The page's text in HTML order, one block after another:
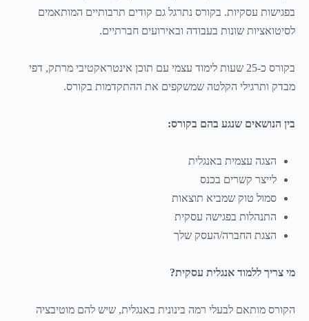
בפגישות עסקיות. בקורס נתרגל גם קודים תרבותיים המותאמים
לסיטואציות שונות בעבודה ובאירועים חברתיים.
בקורס כ-25 שעות לימוד עצמי עם תוכן אינטראקטיבי מרתק, דפי
מבדק ותרגילי הקלטה שמשקפים את ההתקדמות בקורס.
בין הנושאים שנגע בהם בקורס:
הצגה עצמית באנגלית
לייצר קשרים בכנס
סמול טוק שמביא תוצאות
התנהלות בפגישה עסקית
הצגת החברה/העסק שלך
מי צריך ללמוד אנגלית עסקית?
הקורס מותאם לבעלי רמה בינונית באנגלית, שיש להם מוטיבציה